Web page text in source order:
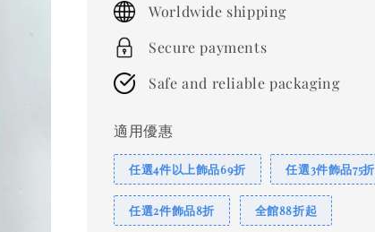
Worldwide shipping
Secure payments
Safe and reliable packaging
適用優惠
任選4件以上飾品69折 任選3件飾品75折
任選2件飾品8折 全館88折起